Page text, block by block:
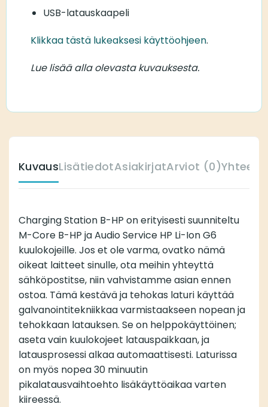
USB-latauskaapeli
Klikkaa tästä lukeaksesi käyttöohjeen.
Lue lisää alla olevasta kuvauksesta.
KuvausLisätiedotAsiakirjatArviot (0)
Charging Station B-HP on erityisesti suunniteltu
M-Core B-HP ja Audio Service HP Li-Ion G6
kuulokojeille. Jos et ole varma, ovatko nämä
oikeat laitteet sinulle, ota meihin yhteyttä
sähköpostitse, niin vahvistamme asian ennen
ostoa. Tämä kestävä ja tehokas laturi käyttää
galvanointitekniikkaa varmistaakseen nopean ja
tehokkaan latauksen. Se on helppokäyttöinen;
aseta vain kuulokojeet latauspaikkaan, ja
latausprosessi alkaa automaattisesti. Laturissa
on myös nopea 30 minuutin
pikalatausvaihtoehto lisäkäyttöaikaa varten
kiireessä.